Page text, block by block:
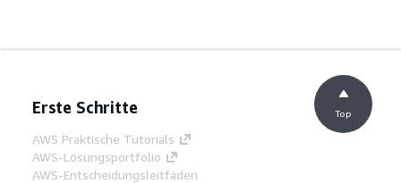
Erste Schritte
AWS Praktische Tutorials
AWS-Lösungsportfolio
AWS-Entscheidungsleitfäden
Top